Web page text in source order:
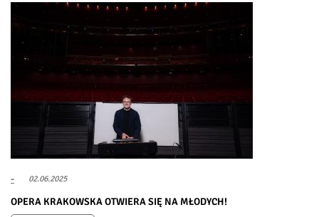
- 02.06.2025
OPERA KRAKOWSKA OTWIERA SIĘ NA MŁODYCH!